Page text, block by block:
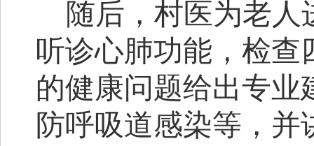
随后，村医为老
听诊心肺功能，检查
的健康问题给出专
防呼吸道感染等 ，并